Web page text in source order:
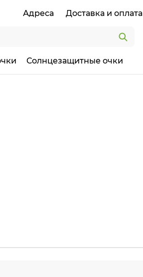
Адреса Доставка и оплата
Солнцезащитные очки